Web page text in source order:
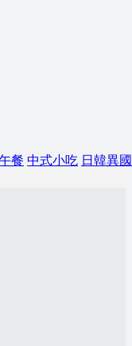
餐 中式小吃 日韓異國